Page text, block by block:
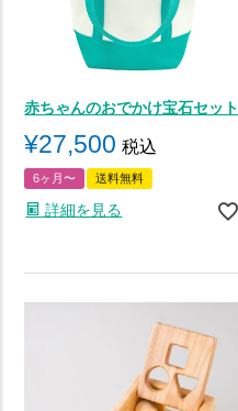
赤ちゃんのおでかけ宝石セット
¥27,500 税込
6ヶ月〜 送料無料
詳細を見る